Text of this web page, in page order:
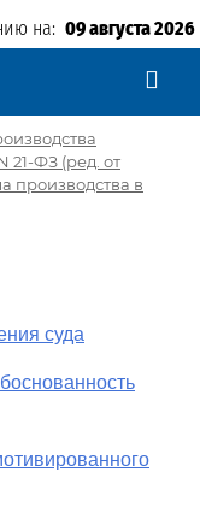
на: 09 августа 2026
21-ФЗ (ред. от
производства в
суда